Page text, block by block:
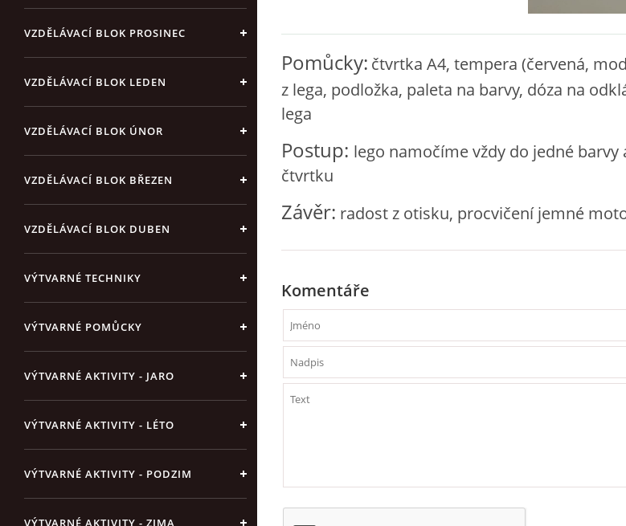
VZDĚLÁVACÍ BLOK PROSINEC
VZDĚLÁVACÍ BLOK LEDEN
VZDĚLÁVACÍ BLOK ÚNOR
VZDĚLÁVACÍ BLOK BŘEZEN
VZDĚLÁVACÍ BLOK DUBEN
VÝTVARNÉ TECHNIKY
VÝTVARNÉ POMŮCKY
VÝTVARNÉ AKTIVITY - JARO
VÝTVARNÉ AKTIVITY - LÉTO
VÝTVARNÉ AKTIVITY - PODZIM
VÝTVARNÉ AKTIVITY - ZIMA
Pomůcky: čtvrtka A4, tempera (červená,
z lega, podložka, paleta na barvy, dóza na
lega
Postup: lego namočíme vždy do jedné barvy
čtvrtku
Závěr: radost z otisku, procvičení jemné
Komentáře